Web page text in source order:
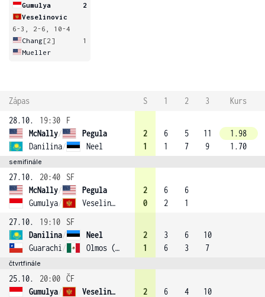
Gumulya
2
Veselinovic
6-3, 2-6, 10-4
Chang[2]
1
Mueller
Zápas S 1 2 3
Kurs
28.10.
19:30
F
McNally/
Pegula
Danilina/ Neel
2
1
6
1
5
7
11
9
1.98
1.70
semifinále
27.10. 20:40
SF
McNally/
Pegula
Gumulya/ Veselinovic
2
0
6
2
6
1
27.10.
19:10
SF
Danilina/
Neel
Guarachi / Olmos (1)
2
1
3
6
6
3
10
7
čtvrtfinále
25.10. 20:00 ČF
Gumulya/
Veselinovic
2
6
4
10